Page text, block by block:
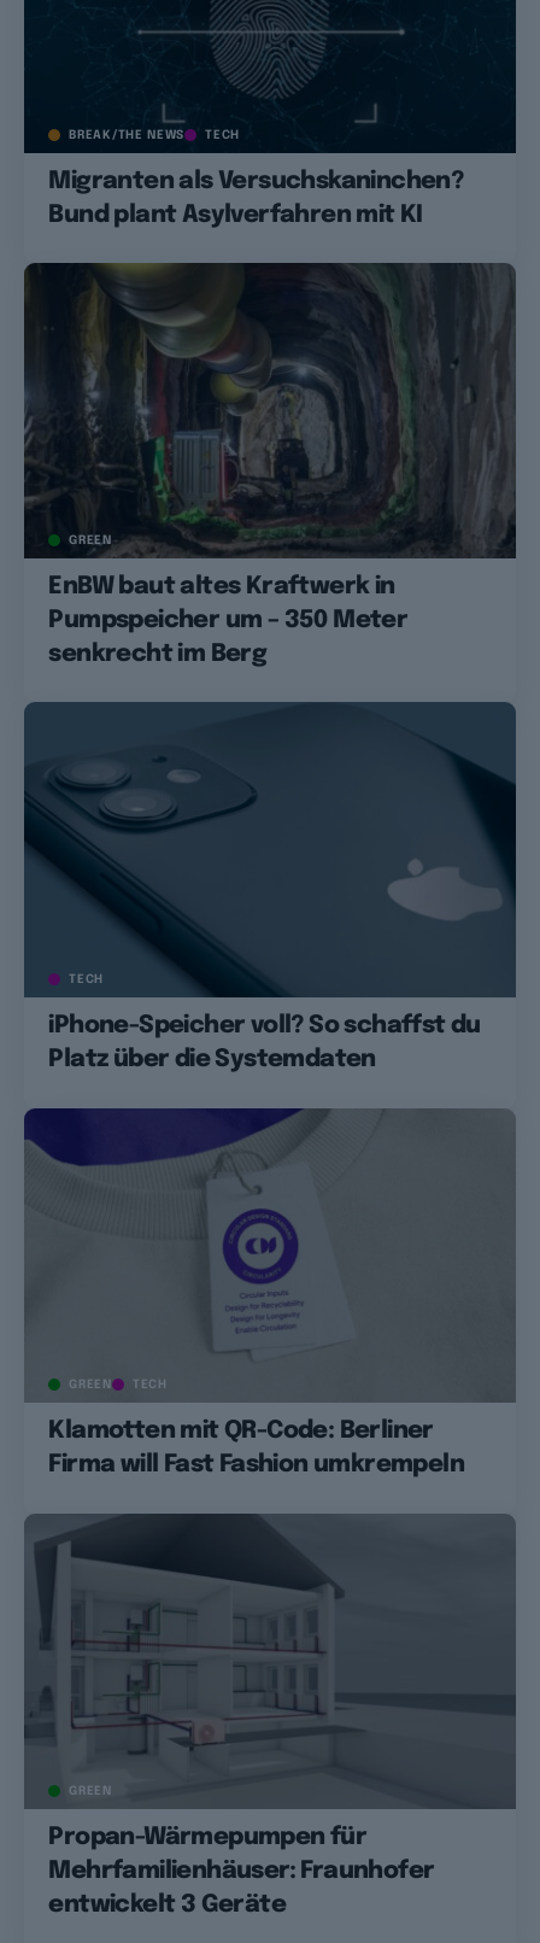
BREAK/THE NEWS TECH
Migranten als Versuchskaninchen?
Bund plant Asylverfahren mit KI
GREEN
EnBW baut altes Kraftwerk in
Pumpspeicher um – 350 Meter
senkrecht im Berg
TECH
iPhone-Speicher voll? So schaffst du
Platz über die Systemdaten
GREEN TECH
Klamotten mit QR-Code: Berliner
Firma will Fast Fashion umkrempeln
GREEN
Propan-Wärmepumpen für
Mehrfamilienhäuser: Fraunhofer
entwickelt 3 Geräte